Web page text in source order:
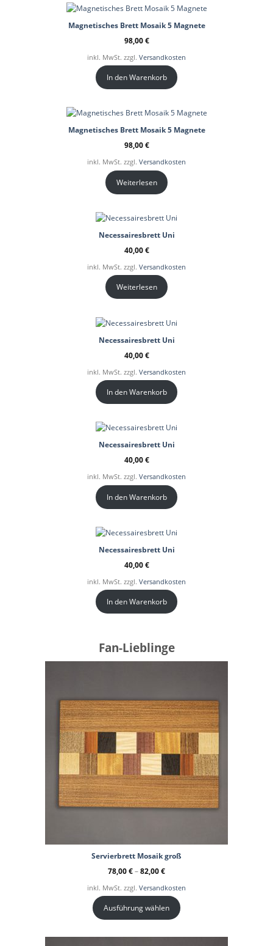
Magnetisches Brett Mosaik 5 Magnete
98,00€
inkl. MwSt. zzgl. Versandkosten
In den Warenkorb
Magnetisches Brett Mosaik 5 Magnete
98,00€
inkl. MwSt. zzgl. Versandkosten
Weiterlesen
Necessairesbrett Uni
40,00€
inkl. MwSt. zzgl. Versandkosten
Weiterlesen
Necessairesbrett Uni
40,00€
inkl. MwSt. zzgl. Versandkosten
In den Warenkorb
Necessairesbrett Uni
40,00€
inkl. MwSt. zzgl. Versandkosten
In den Warenkorb
Necessairesbrett Uni
40,00€
inkl. MwSt. zzgl. Versandkosten
In den Warenkorb
Fan-Lieblinge
Servierbrett Mosaik groß
78,00€–82,00€
inkl. MwSt. zzgl. Versandkosten
Ausführung wählen